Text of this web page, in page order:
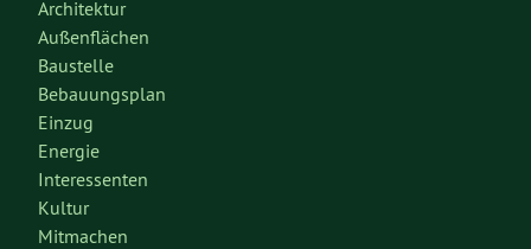
Architektur
Außenflächen
Baustelle
Bebauungsplan
Einzug
Energie
Interessenten
Kultur
Mitmachen